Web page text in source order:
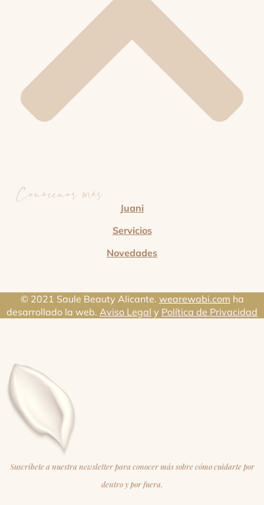
Conócenos más
Juani
Servicios
Novedades
© 2021 Saule Beauty Alicante. wearewabi.com ha
desarrollado la web. Aviso Legal y Política de Privacidad
Suscríbete a nuestra newsletter para conocer más sobre cómo cuidarte por
dentro y por fuera.